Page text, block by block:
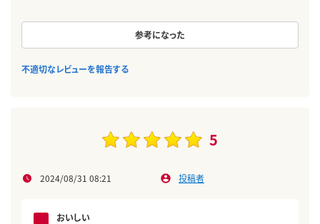
参考になった
不適切なレビューを報告する
5
2024/08/31 08:21 投稿者
おいしい